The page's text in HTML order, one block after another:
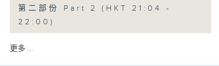
第二部份 Part 2 (HKT 21:04 -
22:00)
更多 ...